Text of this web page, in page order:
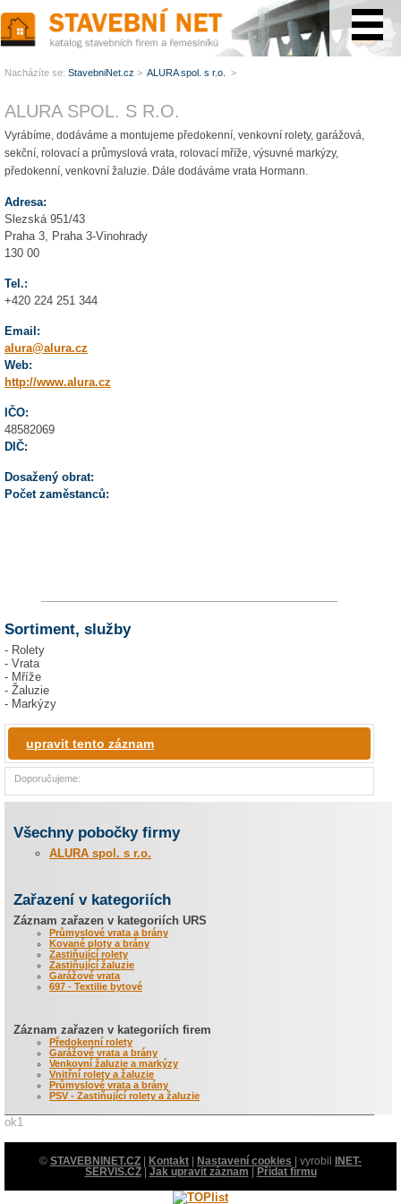
ALURA SPOL. S R.O.
Vyrábíme, dodáváme a montujeme předokenní, venkovní rolety, garážová,
sekční, rolovací a průmyslová vrata, rolovací mříže, výsuvné markýzy,
předokenní, venkovní žaluzie. Dále dodáváme vrata Hormann.
Adresa:
Slezská 951/43
Praha 3, Praha 3-Vinohrady
130 00
Tel.:
+420 224 251 344
Email:
alura@alura.cz
Web:
http://www.alura.cz
IČO:
48582069
DIČ:
Dosažený obrat:
Počet zaměstanců:
Sortiment, služby
- Rolety
- Vrata
- Mříže
- Žaluzie
- Markýzy
upravit tento záznam
Doporučujeme:
Všechny pobočky firmy
ALURA spol. s r.o.
Zařazení v kategoriích
Záznam zařazen v kategoriích URS
Průmyslové vrata a brány
Kované ploty a brány
Zastiňující rolety
Zastiňující žaluzie
Garážové vrata
697 - Textilie bytové
Záznam zařazen v kategoriích firem
Předokenní rolety
Garážové vrata a brány
Venkovní žaluzie a markýzy
Vnitřní rolety a žaluzie
Průmyslové vrata a brány
PSV - Zastiňující rolety a žaluzie
ok1
Nacházíte se: StavebniNet.cz > ALURA spol. s r.o. >
© STAVEBNINET.CZ Kontakt Nastavení cookies | vyrobil
INET-
SERVIS.CZ| Jak upravit záznam Přidat firmu